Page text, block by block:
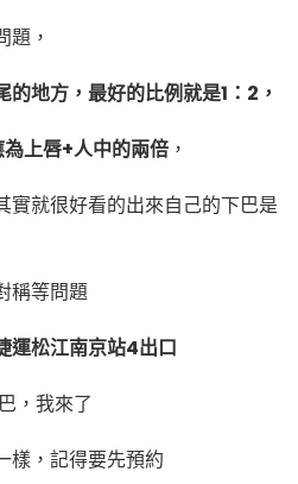
題，
地方，最好的比例就是1：2，
上唇+人中的兩倍 ，
實就很好看的出來自己的下巴是
稱等問題
運松江南京站4出口
，我來了
樣，記得要先預約